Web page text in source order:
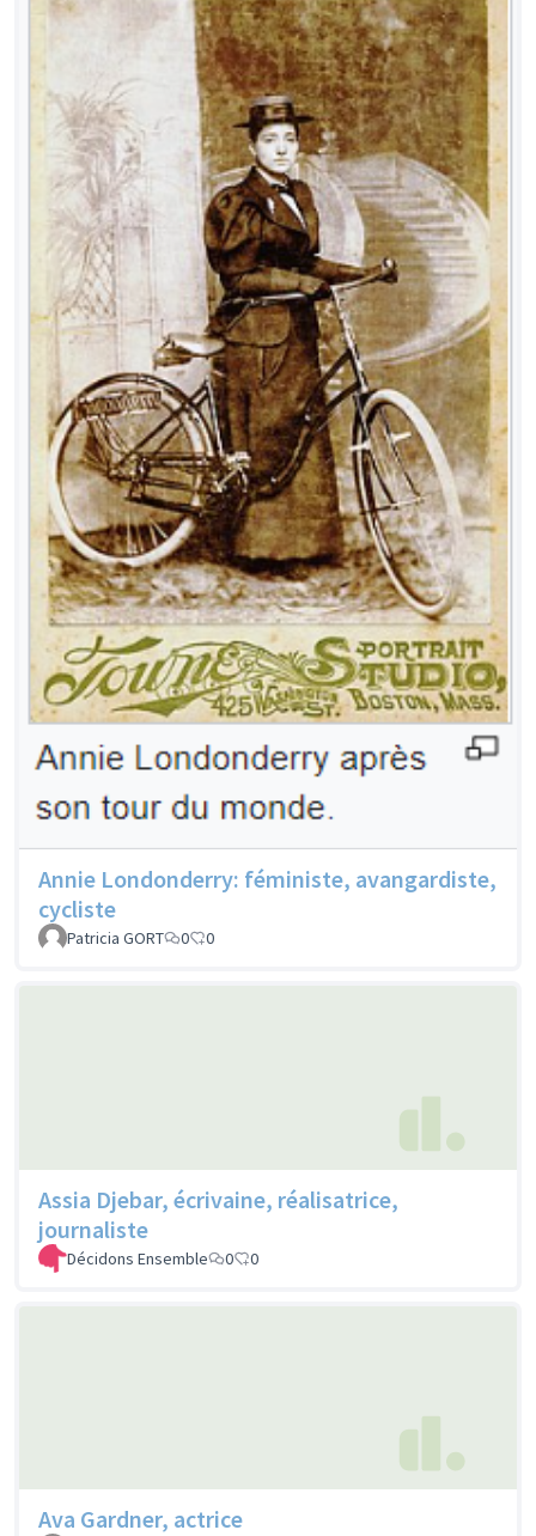
Annie Londonderry: féministe, avangardiste,
cycliste
Patricia GORT 0 0
Assia Djebar, écrivaine, réalisatrice,
journaliste
Décidons Ensemble 0 0
Ava Gardner, actrice